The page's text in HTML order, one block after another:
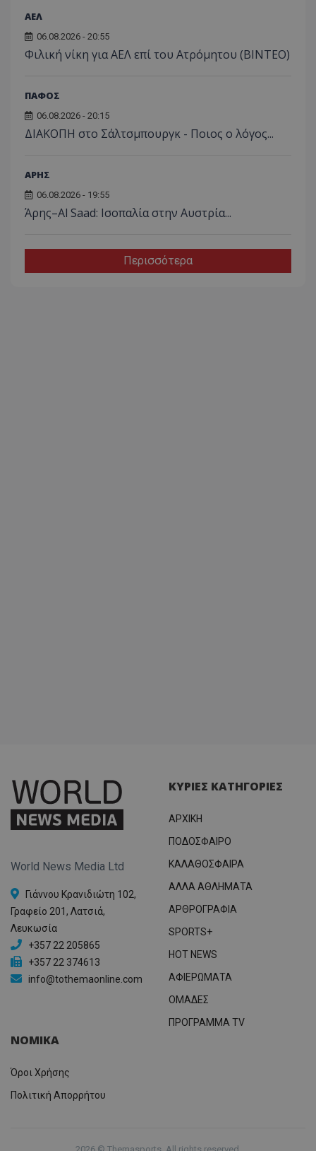
ΑΕΛ
06.08.2026 - 20:55
Φιλική νίκη για ΑΕΛ επί του Ατρόμητου (BINTEO)
ΠΑΦΟΣ
06.08.2026 - 20:15
ΔΙΑΚΟΠΗ στο Σάλτσμπουργκ - Ποιος ο λόγος...
ΑΡΗΣ
06.08.2026 - 19:55
Άρης–Al Saad: Ισοπαλία στην Αυστρία...
Περισσότερα
World News Media Ltd
Γιάννου Κρανιδιώτη 102,
Γραφείο 201, Λατσιά,
Λευκωσία
+357 22 205865
+357 22 374613
info@tothemaonline.com
ΚΥΡΙΕΣ ΚΑΤΗΓΟΡΙΕΣ
ΑΡΧΙΚΗ
ΠΟΔΟΣΦΑΙΡΟ
ΚΑΛΑΘΟΣΦΑΙΡΑ
ΑΛΛΑ ΑΘΛΗΜΑΤΑ
ΑΡΘΡΟΓΡΑΦΙΑ
SPORTS+
HOT NEWS
ΑΦΙΕΡΩΜΑΤΑ
ΟΜΑΔΕΣ
ΠΡΟΓΡΑΜΜΑ TV
ΝΟΜΙΚΑ
Όροι Χρήσης
Πολιτική Απορρήτου